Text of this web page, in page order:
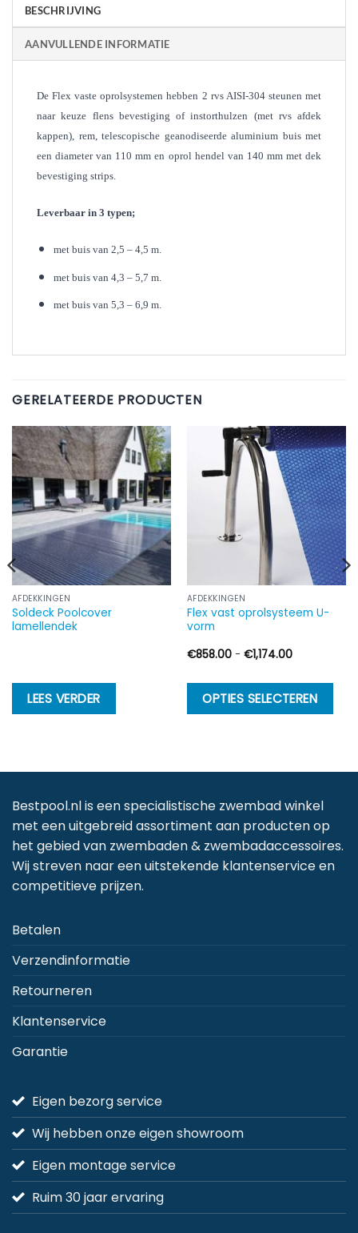
BESCHRIJVING
AANVULLENDE INFORMATIE
De Flex vaste oprolsystemen hebben 2 rvs AISI-304 steunen met
naar keuze flens bevestiging of instorthulzen (met rvs afdek
kappen), rem, telescopische geanodiseerde aluminium buis met
een diameter van 110 mm en oprol hendel van 140 mm met dek
bevestiging strips.
Leverbaar in 3 typen;
met buis van 2,5 – 4,5 m.
met buis van 4,3 – 5,7 m.
met buis van 5,3 – 6,9 m.
GERELATEERDE PRODUCTEN
AFDEKKINGEN
Soldeck Poolcover
lamellendek
LEES VERDER
AFDEKKINGEN
Flex vast oprolsysteem U-
vorm
€858.00 - €1,174.00Prijsklasse:
€1,174.00
OPTIES SELECTEREN
Bestpool.nl is een specialistische zwembad winkel
met een uitgebreid assortiment aan producten op
het gebied van zwembaden & zwembadaccessoires.
Wij streven naar een uitstekende klantenservice en
competitieve prijzen.
Betalen
Verzendinformatie
Retourneren
Klantenservice
Garantie
Eigen bezorg service
Wij hebben onze eigen showroom
Eigen montage service
Ruim 30 jaar ervaring